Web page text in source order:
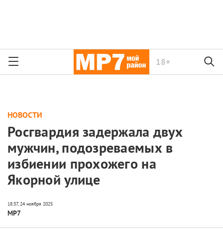
18+
НОВОСТИ
Росгвардия задержала двух
мужчин, подозреваемых в
избиении прохожего на
Якорной улице
МР7